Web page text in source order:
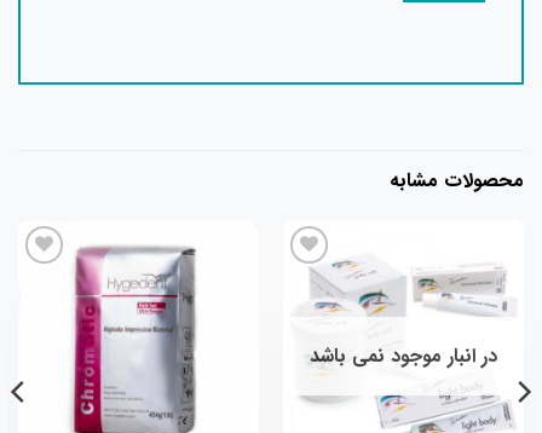
مشابه
افزودن
به
مندی
ها
در انبار موجود نمی باشد